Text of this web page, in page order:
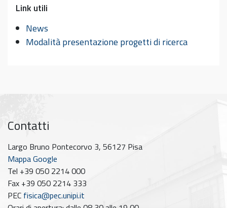
Link utili
News
Modalità presentazione progetti di ricerca
Contatti
Largo Bruno Pontecorvo 3, 56127 Pisa
Mappa Google
Tel +39 050 2214 000
Fax +39 050 2214 333
PEC fisica@pec.unipi.it